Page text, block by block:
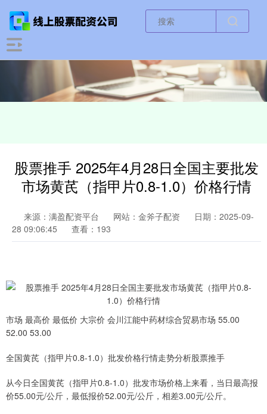
股票推手 2025年4月28日全国主要批发
市场黄芪（指甲片0.8-1.0）价格行情
来源：满盈配资平台 网站：金斧子配资
日期：2025-09-
28 09:06:45
查看：193
市场 最高价 最低价 大宗价 会川江能中药材综合贸易市场 55.00
52.00 53.00
全国黄芪（指甲片0.8-1.0）批发价格行情走势分析股票推手
从今日全国黄芪（指甲片0.8-1.0）批发市场价格上来看，当日最高报
价55.00元/公斤，最低报价52.00元/公斤，相差3.00元/公斤。